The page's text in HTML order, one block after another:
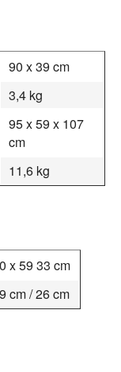
90 x 39 cm
3,4 kg
95 x 59 x 107
cm
11,6 kg
x 59 33 cm
cm / 26 cm